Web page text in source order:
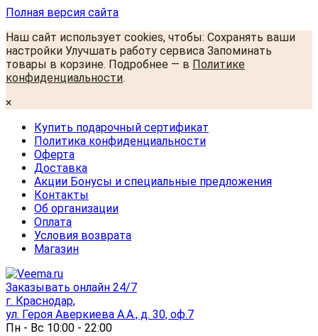
Полная версия сайта
Наш сайт использует cookies, чтобы: Сохранять ваши
настройки Улучшать работу сервиса Запоминать
товары в корзине. Подробнее — в Политике
конфиденциальности.
×
Купить подарочный сертификат
Политика конфиденциальности
Оферта
Доставка
Акции Бонусы и специальные предложения
Контакты
Об организации
Оплата
Условия возврата
Магазин
Заказывать онлайн 24/7
г. Краснодар,
ул. Героя Аверкиева А.А., д. 30, оф.7
Пн - Вс 10:00 - 22:00